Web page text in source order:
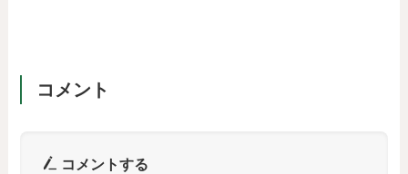
コメント
コメントする